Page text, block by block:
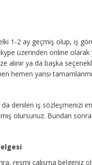
1-2 ay geçmiş olup, iş
üzerinden online olarak
alınır ya da başka
hemen yarısı
denilen iş sözleşmenizi
olursunuz. Bundan
resmi çalışma belgeniz